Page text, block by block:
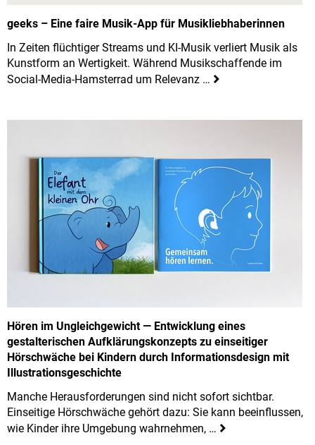
geeks – Eine faire Musik-App für Musikliebhaberinnen
In Zeiten flüchtiger Streams und KI-Musik verliert Musik als
Kunstform an Wertigkeit. Während Musikschaffende im
Social-Media-Hamsterrad um Relevanz …
Hören im Ungleichgewicht — Entwicklung eines
gestalterischen Aufklärungskonzepts zu einseitiger
Hörschwäche bei Kindern durch Informationsdesign mit
Illustrationsgeschichte
Manche Herausforderungen sind nicht sofort sichtbar.
Einseitige Hörschwäche gehört dazu: Sie kann beeinflussen,
wie Kinder ihre Umgebung wahrnehmen, …